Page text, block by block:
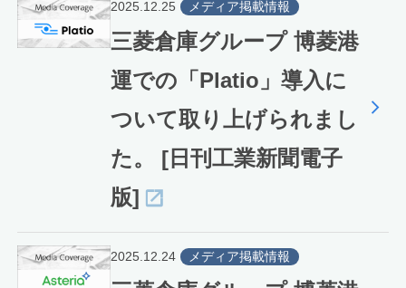
2025.12.25 メディア掲載情報
三菱倉庫グループ 博菱港
運での「Platio」導入に
ついて取り上げられまし
た。 [日刊工業新聞電子
版]
2025.12.24 メディア掲載情報